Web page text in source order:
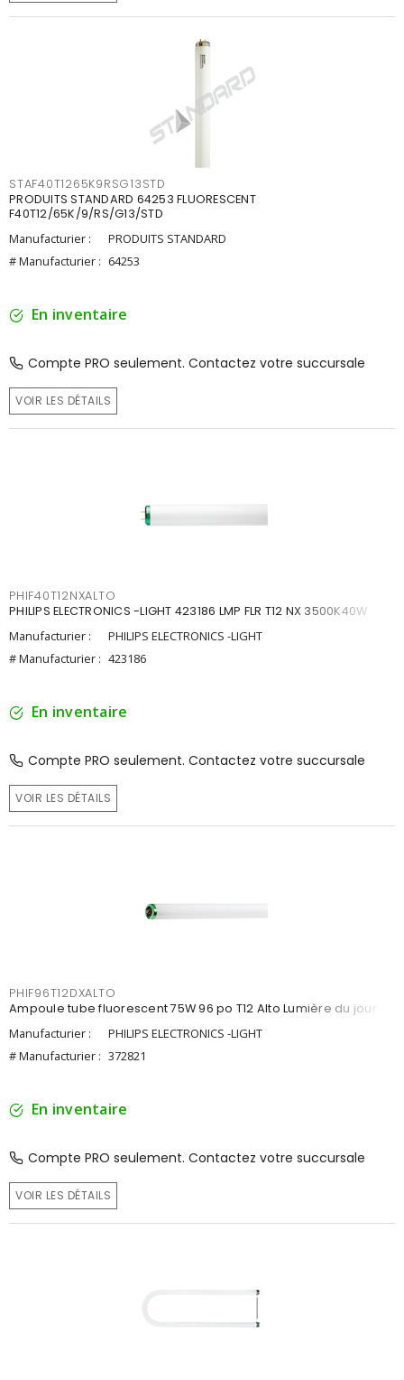
STAF40T1265K9RSG13STD
PRODUITS STANDARD 64253 FLUORESCENT
F40T12/65K/9/RS/G13/STD
Manufacturier :
PRODUITS STANDARD
# Manufacturier : 64253
En inventaire
Compte PRO seulement. Contactez votre succursale
VOIR LES DÉTAILS
PHIF40T12NXALTO
PHILIPS ELECTRONICS -LIGHT 423186 LMP FLR T12 NX 3500K40W
Manufacturier :
PHILIPS ELECTRONICS -LIGHT
# Manufacturier : 423186
En inventaire
Compte PRO seulement. Contactez votre succursale
VOIR LES DÉTAILS
PHIF96T12DXALTO
Ampoule tube fluorescent 75W 96 po T12 Alto Lumière du jour
Manufacturier :
PHILIPS ELECTRONICS -LIGHT
# Manufacturier : 372821
En inventaire
Compte PRO seulement. Contactez votre succursale
VOIR LES DÉTAILS